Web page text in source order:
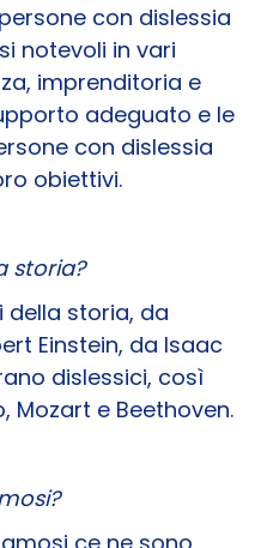
con dislessia
notevoli in vari
imprenditoria e
adeguato e le
con dislessia
obiettivi.
storia?
della storia, da
Einstein, da Isaac
dislessici, così
Mozart e Beethoven.
ce ne sono